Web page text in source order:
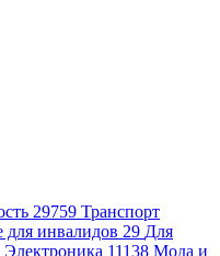
29759 Транспорт
для инвалидов 29 Для
Электроника 11138 Мода и